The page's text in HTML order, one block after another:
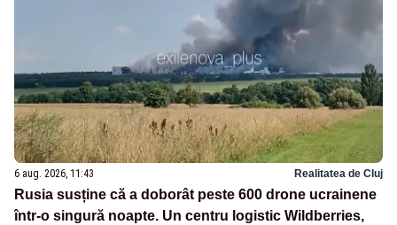
6 aug. 2026, 11:43 Realitatea de Cluj
Rusia susține că a doborât peste 600 drone ucrainene
într-o singură noapte. Un centru logistic Wildberries,